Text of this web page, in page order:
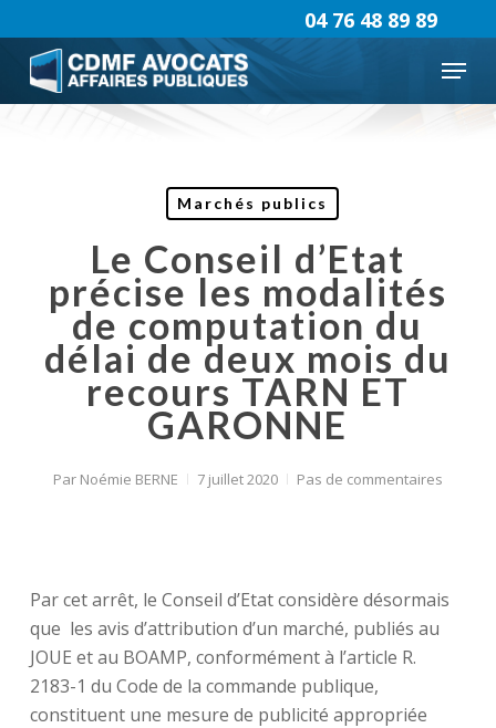
to
main
content
Menu
04 76 48 89 89
Marchés publics
Le Conseil d’Etat
précise les modalités
de computation du
délai de deux mois du
recours TARN ET
GARONNE
ParNoémie BERNE 7 juillet 2020 Pas de commentaires
Par cet arrêt, le Conseil d’Etat considère désormais
que les avis d’attribution d’un marché, publiés au
JOUE et au BOAMP, conformément à l’article R.
2183-1 du Code de la commande publique,
constituent une mesure de publicité appropriée